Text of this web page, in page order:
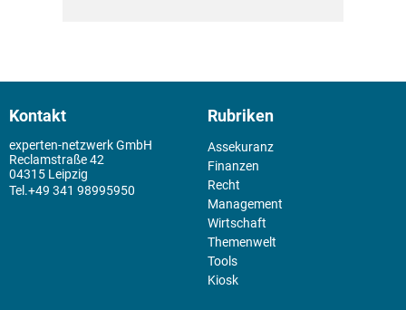
Kontakt
experten-netzwerk GmbH
Reclamstraße 42
04315 Leipzig
+49 341 98995950
Rubriken
Assekuranz
Finanzen
Recht
Management
Wirtschaft
Themenwelt
Tools
Kiosk